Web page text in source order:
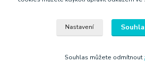
Nastavení
Souhlas můžete odmítnout